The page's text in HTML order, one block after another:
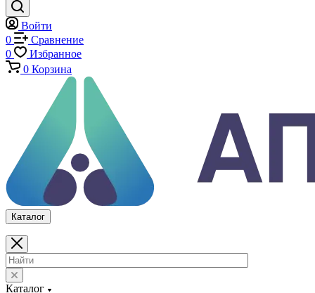
Каталог
По всему сайту
По каталогу
Сравнение
Избранное
Корзина
Каталог